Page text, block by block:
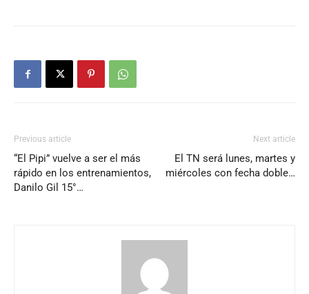
Previous article
“El Pipi” vuelve a ser el más
rápido en los entrenamientos,
Danilo Gil 15°…
Next article
El TN será lunes, martes y
miércoles con fecha doble…